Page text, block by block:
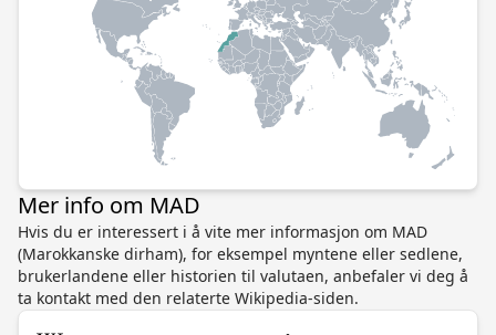
Mer info om MAD
Hvis du er interessert i å vite mer informasjon om MAD
(Marokkanske dirham), for eksempel myntene eller sedlene,
brukerlandene eller historien til valutaen, anbefaler vi deg å
ta kontakt med den relaterte Wikipedia-siden.